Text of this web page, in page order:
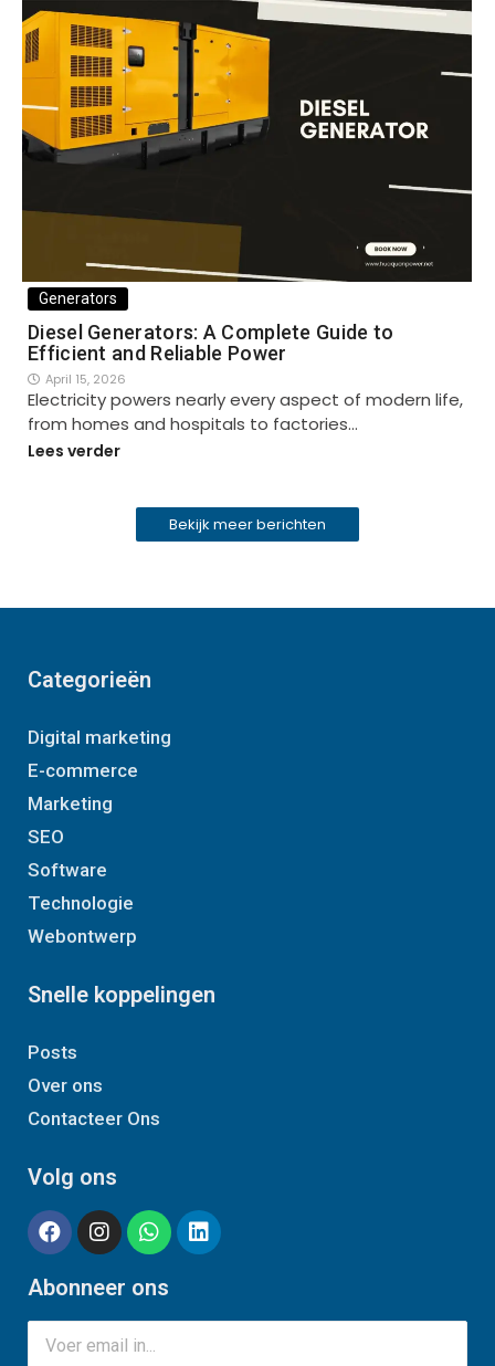
Generators
Diesel Generators: A Complete Guide to
Efficient and Reliable Power
April 15, 2026
Electricity powers nearly every aspect of modern life,
from homes and hospitals to factories…
Lees verder
Bekijk meer berichten
Categorieën
Digital marketing
E-commerce
Marketing
SEO
Software
Technologie
Webontwerp
Snelle koppelingen
Posts
Over ons
Contacteer Ons
Volg ons
Abonneer ons